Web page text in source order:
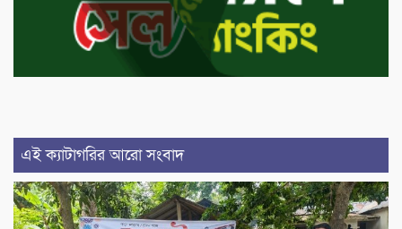
এই ক্যাটাগরির আরো সংবাদ